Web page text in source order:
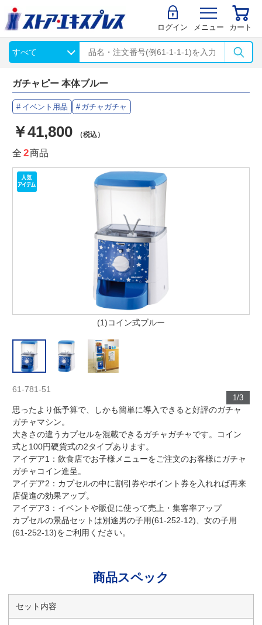
ログイン メニュー カート
ガチャピー 本体ブルー
イベント用品 ガチャガチャ
￥41,800 （税込）
全 2商品
(1)コイン式ブルー
1/3
61-781-51
思ったより低予算で、しかも簡単に導入できると好評のガチャ
ガチャマシン。
大きさの違うカプセルを混載できるガチャガチャです。コイン
式と100円硬貨式の2タイプあります。
アイデア1：飲食店でお子様メニューをご注文のお客様にガチャ
ガチャコイン進呈。
アイデア2：カプセルの中に割引券やポイント券を入れれば再来
店促進の効果アップ。
アイデア3：イベントや販促に使って売上・集客率アップ
カプセルの景品セットは別途男の子用(61-252-12)、女の子用
(61-252-13)をご利用ください。
商品スペック
セット内容